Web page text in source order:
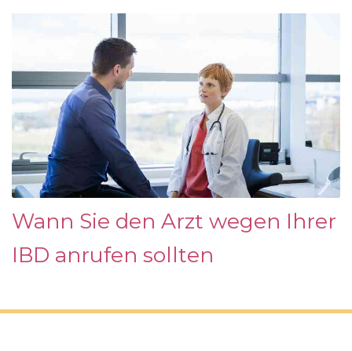
Wann Sie den Arzt wegen Ihrer
IBD anrufen sollten